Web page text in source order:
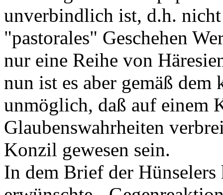
unverbindlich ist, d.h.
"pastorales" Geschehen
nur eine Reihe von
nun ist es aber gemäß dem
unmöglich, daß auf einem
Glaubenswahrheiten
Konzil gewesen sein.
In dem Brief der